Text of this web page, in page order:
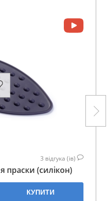
3 відгука (ів)
праски (силікон)
КУПИТИ